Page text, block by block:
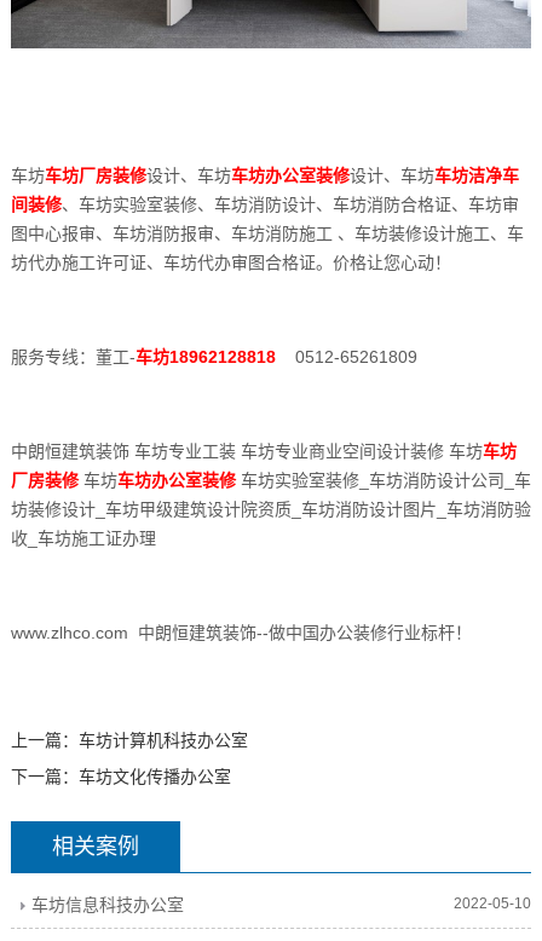
车坊车坊厂房装修设计、车坊车坊办公室装修设计、车坊车坊洁净车
间装修、车坊实验室装修、车坊消防设计、车坊消防合格证、车坊审
图中心报审、车坊消防报审、车坊消防施工 、车坊装修设计施工、车
坊代办施工许可证、车坊代办审图合格证。价格让您心动！
服务专线：董工-车坊189621288180512-65261809
中朗恒建筑装饰 车坊专业工装 车坊专业商业空间设计装修 车坊车坊
厂房装修车坊车坊办公室装修车坊实验室装修_车坊消防设计公司_车
坊装修设计_车坊甲级建筑设计院资质_车坊消防设计图片_车坊消防验
收_车坊施工证办理
www.zlhco.com 中朗恒建筑装饰--做中国办公装修行业标杆！
上一篇： 车坊计算机科技办公室
下一篇： 车坊文化传播办公室
相关案例
车坊信息科技办公室 2022-05-10